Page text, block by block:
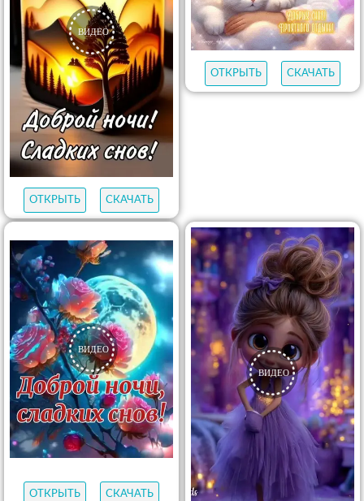
ОТКРЫТЬ СКАЧАТЬ
ОТКРЫТЬ СКАЧАТЬ
ОТКРЫТЬ СКАЧАТЬ